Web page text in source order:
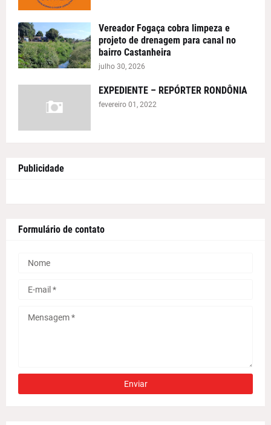
Vereador Fogaça cobra limpeza e
projeto de drenagem para canal no
bairro Castanheira
julho 30, 2026
EXPEDIENTE – REPÓRTER RONDÔNIA
fevereiro 01, 2022
Publicidade
Formulário de contato